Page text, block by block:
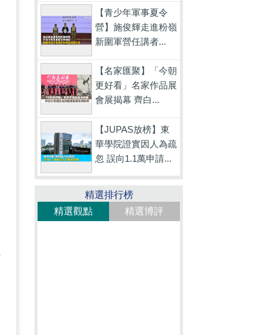
【青少年軍事夏令
營】施俊輝走進粉嶺
新圍軍營任講者...
【名家匯聚】「今朝
更好看」名家作品展
會展揭幕 齊白...
【JUPAS放榜】東
華學院證實因人為疏
忽 誤向1.1萬申請...
精選排行榜
精選觀點
精選博評